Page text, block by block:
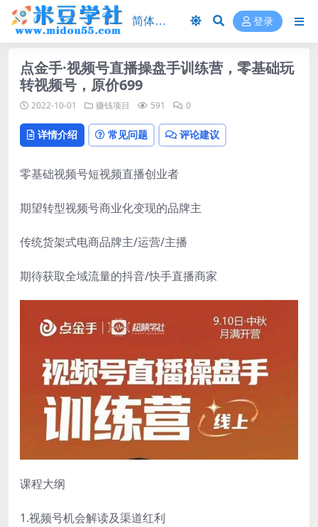
登录
点金手·视频号直播操盘手训练营，零基础玩
转视频号，原价699
2022-10-01 赚钱项目 591 0
详情介绍 常见问题 评论建议
零基础视频号短视频直播创业者
期望转型视频号商业化变现的品牌主
传统货架式电商品牌主/运营/主播
期待获取全域流量的抖音/快手直播商家
课程大纲
1.视频号机会解读及渠道红利